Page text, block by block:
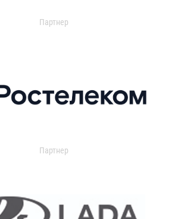
Партнер
Партнер